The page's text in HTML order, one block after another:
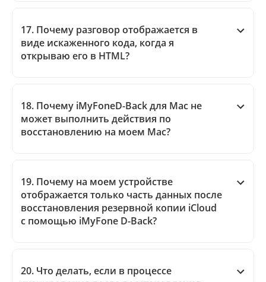
17. Почему разговор отображается в
виде искаженного кода, когда я
открываю его в HTML?
18. Почему iMyFoneD-Back для Mac не
может выполнить действия по
восстановлению на моем Mac?
19. Почему на моем устройстве
отображается только часть данных после
восстановления резервной копии iCloud
с помощью iMyFone D-Back?
20. Что делать, если в процессе